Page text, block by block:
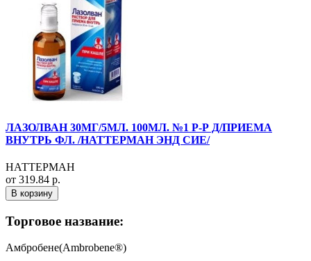
ЛАЗОЛВАН 30МГ/5МЛ. 100МЛ. №1 Р-Р Д/ПРИЕМА
ВНУТРЬ ФЛ. /НАТТЕРМАН ЭНД СИЕ/
НАТТЕРМАН
от 319.84 р.
В корзину
Торговое название:
Амбробене(Ambrobene®)